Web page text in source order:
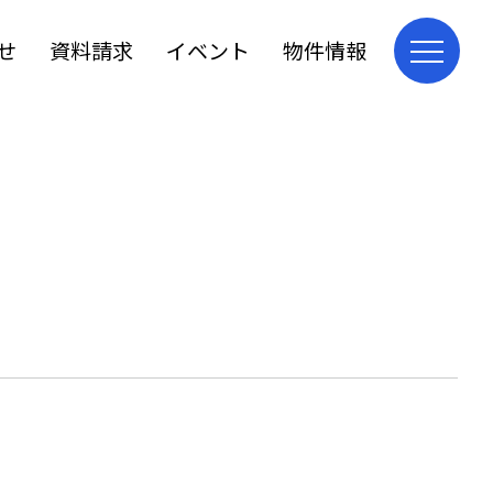
資料請求 イベント 物件情報